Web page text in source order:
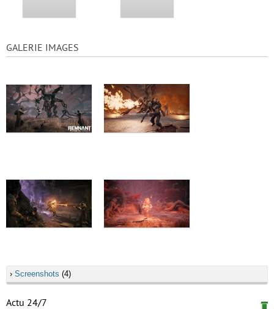
GALERIE IMAGES
› Screenshots (4)
Actu 24/7